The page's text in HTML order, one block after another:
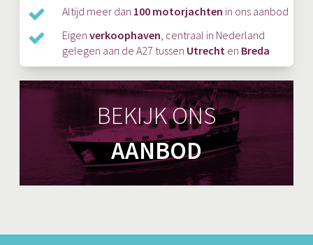
Altijd meer dan 100 motorjachten in ons aanbod
Eigenverkoophaven, centraal in Nederland
gelegen aan de A27 tussen Utrecht en Breda
BEKIJK ONS
AANBOD